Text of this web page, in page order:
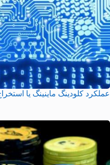
عملکرد کلودینگ ماینینگ یا